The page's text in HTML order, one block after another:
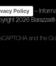
Policy –
2026
and the